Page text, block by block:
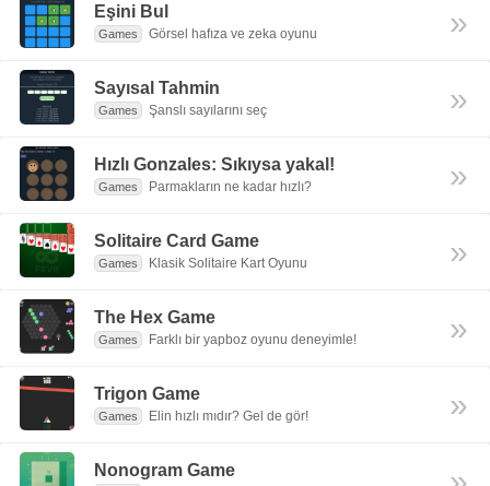
Eşini Bul
Games Görsel hafıza ve zeka oyunu »
Sayısal Tahmin
Games Şanslı sayılarını seç »
Hızlı Gonzales: Sıkıysa yakal!
Games Parmakların ne kadar hızlı? »
Solitaire Card Game
Games Klasik Solitaire Kart Oyunu »
The Hex Game
Games Farklı bir yapboz oyunu deneyimle! »
Trigon Game
Games Elin hızlı mıdır? Gel de gör! »
Nonogram Game